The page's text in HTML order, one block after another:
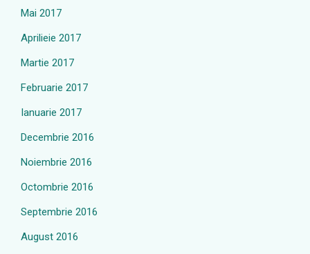
Mai 2017
Aprilieie 2017
Martie 2017
Februarie 2017
Ianuarie 2017
Decembrie 2016
Noiembrie 2016
Octombrie 2016
Septembrie 2016
August 2016